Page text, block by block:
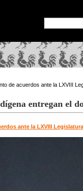
de acuerdos ante la LXVIII
entregan
ante la LXVIII